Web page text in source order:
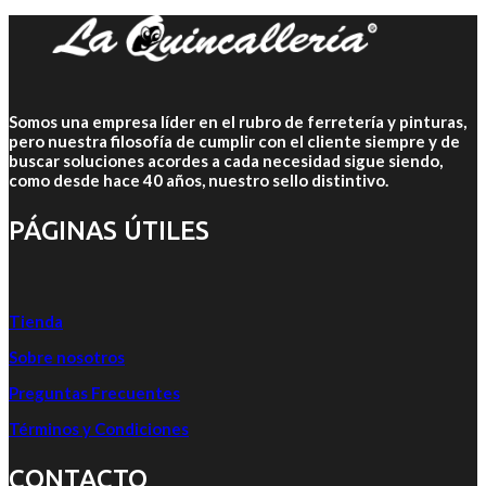
Somos una empresa líder en el rubro de ferretería y pinturas,
pero nuestra filosofía de cumplir con el cliente siempre y de
buscar soluciones acordes a cada necesidad sigue siendo,
como desde hace 40 años, nuestro sello distintivo.
PÁGINAS ÚTILES
Tienda
Sobre nosotros
Preguntas Frecuentes
Términos y Condiciones
CONTACTO